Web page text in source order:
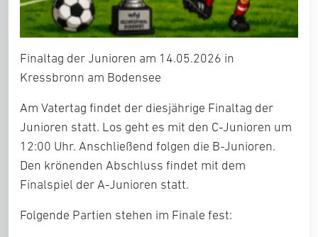
Finaltag der Junioren am 14.05.2026 in
Kressbronn am Bodensee
Am Vatertag findet der diesjährige Finaltag der
Junioren statt. Los geht es mit den C-Junioren um
12:00 Uhr. Anschließend folgen die B-Junioren.
Den krönenden Abschluss findet mit dem
Finalspiel der A-Junioren statt.
Folgende Partien stehen im Finale fest: